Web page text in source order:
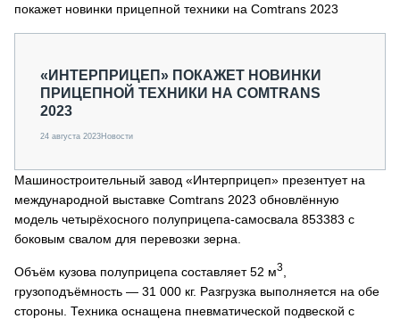
СПЕЦПРОЕКТЫ
О ПРОЕКТЕ
покажет новинки прицепной техники на Comtrans 2023
«ИНТЕРПРИЦЕП» ПОКАЖЕТ НОВИНКИ
ПРИЦЕПНОЙ ТЕХНИКИ НА COMTRANS
2023
24 августа 2023Новости
Машиностроительный завод «Интерприцеп» презентует на
международной выставке Comtrans 2023 обновлённую
модель четырёхосного полуприцепа-самосвала 853383 с
боковым свалом для перевозки зерна.
Объём кузова полуприцепа составляет 52 м3
грузоподъёмность — 31 000 кг. Разгрузка выполняется на обе
стороны. Техника оснащена пневматической подвеской с